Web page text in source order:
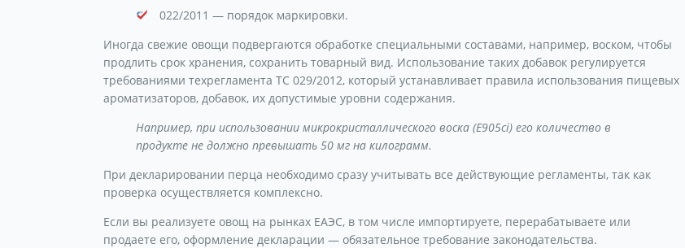
022/2011 — порядок маркировки.
Иногда свежие овощи подвергаются обработке специальными составами, например, воском, чтобы
продлить срок хранения, сохранить товарный вид. Использование таких добавок регулируется
требованиями техрегламента ТС 029/2012, который устанавливает правила использования пищевых
ароматизаторов, добавок, их допустимые уровни содержания.
Например, при использовании микрокристаллического воска (E905ci) его количество в
продукте не должно превышать 50 мг на килограмм.
При декларировании перца необходимо сразу учитывать все действующие регламенты, так как
проверка осуществляется комплексно.
Если вы реализуете овощ на рынках ЕАЭС, в том числе импортируете, перерабатываете или
продаете его, оформление декларации — обязательное требование законодательства.